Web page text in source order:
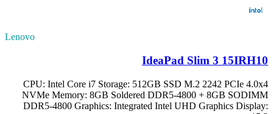
Lenovo
IdeaPad Slim 3 15IRH10
CPU: Intel Core i7 Storage: 512GB SSD M.2 2242 PCIe 4.0x4
NVMe Memory: 8GB Soldered DDR5-4800 + 8GB SODIMM
DDR5-4800 Graphics: Integrated Intel UHD Graphics Display: